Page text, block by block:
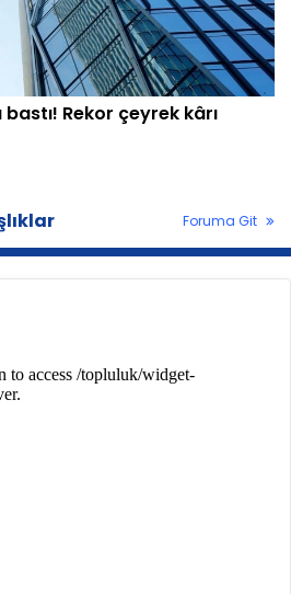
Rekor çeyrek kârı
Foruma Git